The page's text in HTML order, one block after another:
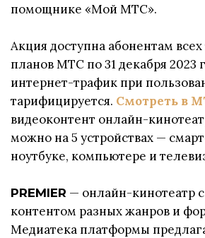
помощнике «Мой МТС».
Акция доступна абонентам
планов МТС по 31 декабря 2023
интернет-трафик при
тарифицируется. Смотреть в
видеоконтент онлайн-
можно на 5 устройствах —
ноутбуке, компьютере и
PREMIER — онлайн-кинотеатр
контентом разных жанров и
Медиатека платформы